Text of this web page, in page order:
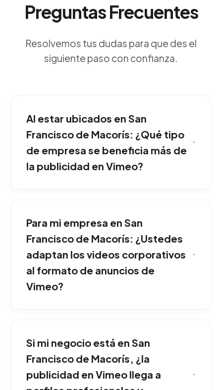
Preguntas Frecuentes
Resolvemos tus dudas para que des el
siguiente paso con confianza.
Al estar ubicados en San
Francisco de Macorís: ¿Qué tipo
de empresa se beneficia más de
la publicidad en Vimeo?
ejecutivos B2B que consumen contenido de
altísima calidad visual, libres del ruido de redes
masivas. Una ventaja corporativa sólida si tu
empresa opera en San Francisco de Macorís.
Para mi empresa en San
Francisco de Macorís: ¿Ustedes
adaptan los videos corporativos
al formato de anuncios de
Vimeo?
producción impecable, resolución de nivel
cinematográfico y una narrativa altamente
corporativa o artística. Es la mejor opción para
competir fuertemente dentro de San
Si mi negocio está en San
Francisco de Macorís, ¿la
publicidad en Vimeo llega a